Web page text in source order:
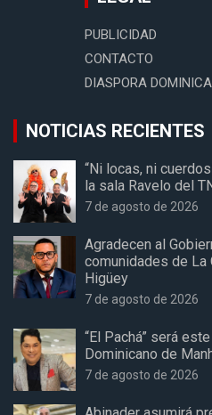
PUBLICIDAD
CONTACTO
DIASPORA
NOTICIAS RECIENTES
“Ni locas, ni
la sala Ravelo del
7 de agosto de 2026
Agradecen al
comunidades de La
Higüey
7 de agosto de 2026
“El Pachá” será
Dominicano de
7 de agosto de 2026